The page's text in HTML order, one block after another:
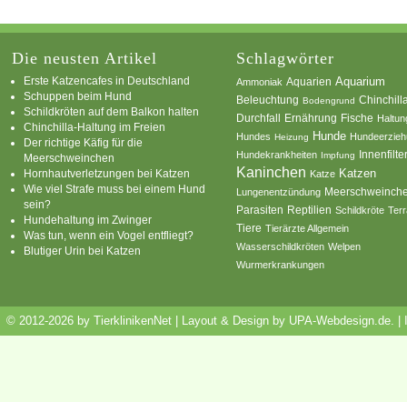
Die neusten Artikel
Erste Katzencafes in Deutschland
Schuppen beim Hund
Schildkröten auf dem Balkon halten
Chinchilla-Haltung im Freien
Der richtige Käfig für die
Meerschweinchen
Hornhautverletzungen bei Katzen
Wie viel Strafe muss bei einem Hund
sein?
Hundehaltung im Zwinger
Was tun, wenn ein Vogel entfliegt?
Blutiger Urin bei Katzen
Schlagwörter
Ammoniak Aquarien Aquarium
Beleuchtung Bodengrund
Durchfall Ernährung Fische
Hundes Heizung Hunde
Hundekrankheiten Impfung
Kaninchen Katze Katzen
Lungenentzündung
Parasiten Reptilien Schildkröte
Tiere Tierärzte Allgemein
Wasserschildkröten Welpen
Wurmerkrankungen
© 2012-2026 by TierklinikenNet | Layout & Design by UPA-Webdesign.de.